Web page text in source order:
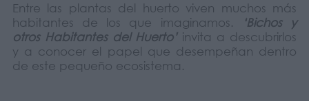
Entre las plantas del huerto viven muchos más
habitantes de los que imaginamos.
‘Bichos y
otros Habitantes del Huerto’invita a descubrirlos
y a conocer el papel que desempeñan dentro
de este pequeño ecosistema.